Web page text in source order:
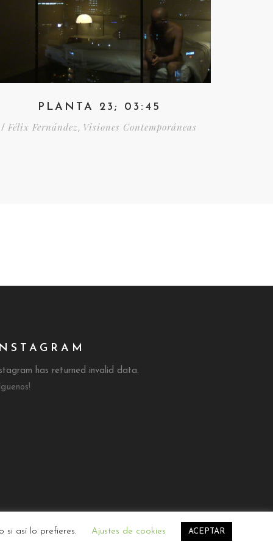
PLANTA 23; 03:45
/Félix Fernández, Visiones Contemporáneas
has returned invalid data.
si así lo prefieres.
Ajustes de cookies ACEPTAR